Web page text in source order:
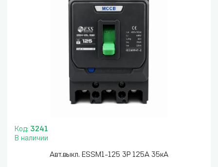
Код: 3241
В наличии
Авт.выкл. ESSM1-125 3P 125A 35кА